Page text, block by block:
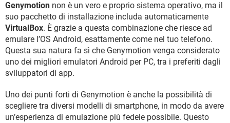
Genymotion non è un vero e proprio sistema operativo, ma il
suo pacchetto di installazione includa automaticamente
VirtualBox. È grazie a questa combinazione che riesce ad
emulare l’OS Android, esattamente come nel tuo telefono.
Questa sua natura fa sì che Genymotion venga considerato
uno dei migliori emulatori Android per PC, tra i preferiti dagli
sviluppatori di app.
Uno dei punti forti di Genymotion è anche la possibilità di
scegliere tra diversi modelli di smartphone, in modo da avere
un’esperienza di emulazione più fedele possibile. Questo